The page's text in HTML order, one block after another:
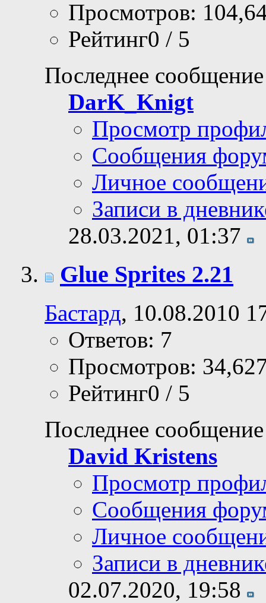
Просмотров:
Рейтинг0 / 5
Последнее
DarK_Knigt
Просмотр
Сообщения
Личное
Записи в
28.03.2021, 01:37
Glue Sprites 2.21
Бастард, 10.08.2010
Ответов: 7
Просмотров:
Рейтинг0 / 5
Последнее
David Kristens
Просмотр
Сообщения
Личное
Записи в
02.07.2020, 19:58